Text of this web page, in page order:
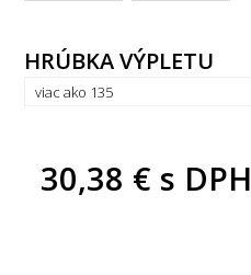
HRÚBKA VÝPLETU
30,38 € s DPH